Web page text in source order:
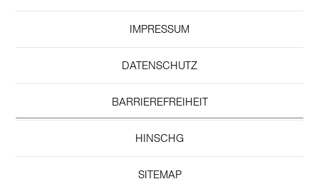
IMPRESSUM
DATENSCHUTZ
BARRIEREFREIHEIT
HINSCHG
SITEMAP